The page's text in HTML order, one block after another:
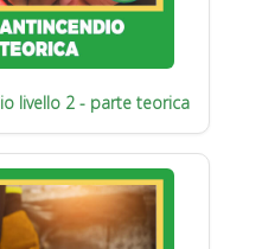
livello 2 - parte teorica